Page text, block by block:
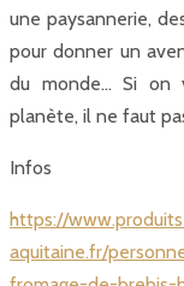
une paysannerie,
pour donner un
du monde… Si on
planète, il ne faut
Infos
https://
aquitaine.fr/